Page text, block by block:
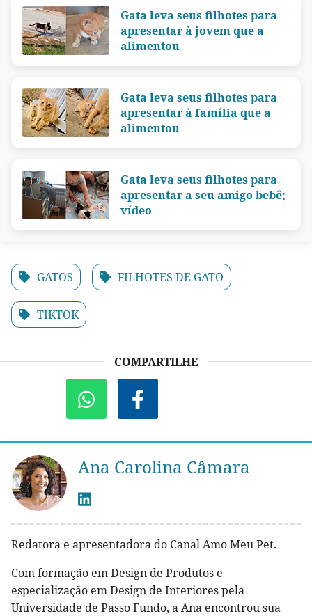
Gata leva seus filhotes para
apresentar à jovem que a
alimentou
Gata leva seus filhotes para
apresentar à família que a
alimentou
Gata leva seus filhotes para
apresentar a seu amigo bebê;
vídeo
GATOS FILHOTES DE GATO
TIKTOK
COMPARTILHE
Ana Carolina Câmara
Redatora e apresentadora do Canal Amo Meu Pet.
Com formação em Design de Produtos e
especialização em Design de Interiores pela
Universidade de Passo Fundo, a Ana encontrou sua